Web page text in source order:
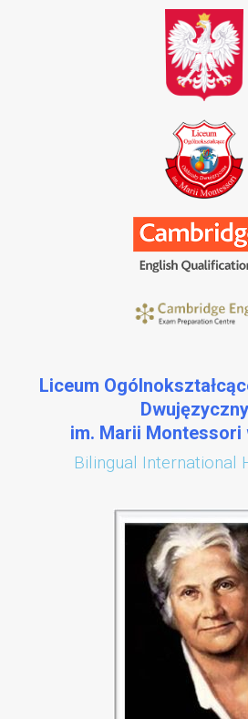
Liceum
im. Marii Montessori
Bilingual International